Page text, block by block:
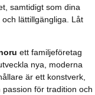
samtidigt som dina
lättillgängliga. Låt
ett familjeföretag
nya, moderna
är ett konstverk,
för tradition och